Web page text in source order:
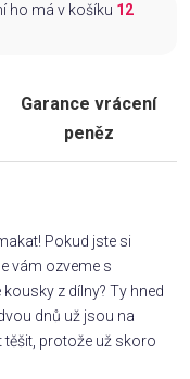
ho má v košíku 12
Garance vrácení
peněz
Pokud jste si
vám ozveme s
z dílny? Ty hned
dnů už jsou na
těšit, protože už skoro